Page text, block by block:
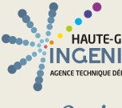
Aller au contenu principal